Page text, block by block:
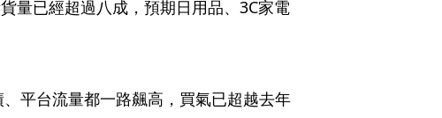
量已經超過八成，預期日用品、3C家電
平台流量都一路飆高，買氣已超越去年